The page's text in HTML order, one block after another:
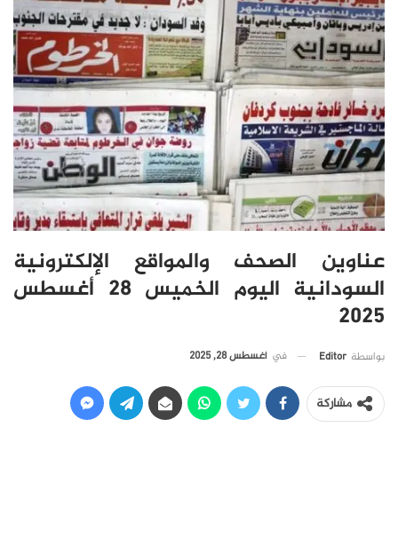
عناوين الصحف والمواقع الإلكترونية
السودانية اليوم الخميس 28 أغسطس
2025
بواسطة Editor في أغسطس 28, 2025
مشاركة